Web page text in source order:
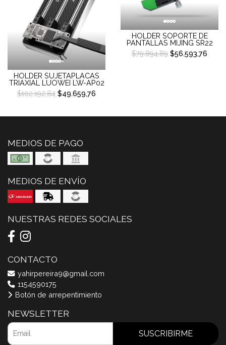
HOLDER SUJETAPLACAS
TRIAXIAL LUOWEI LW-AP02
$102.192,84 $49.659,76
HOLDER SOPORTE DE
PANTALLAS MIJING SR22
$79.894,89 $56.593,76
MEDIOS DE PAGO
MEDIOS DE ENVÍO
NUESTRAS REDES SOCIALES
CONTACTO
yahirpereira9@gmail.com
1154590175
Botón de arrepentimiento
NEWSLETTER
SUSCRIBIRME